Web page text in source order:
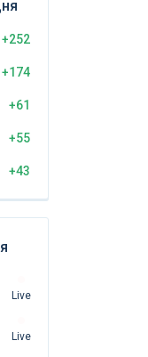
+252
+174
+61
+55
+43
Live
Live